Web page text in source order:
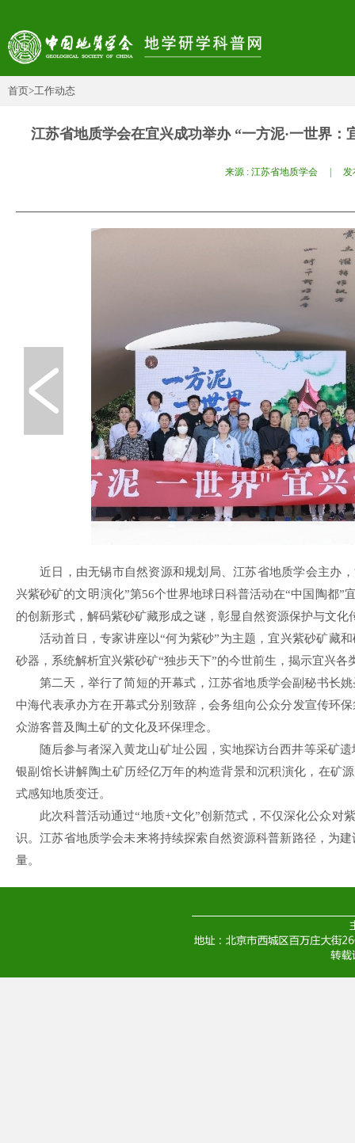
首页>工作动态
江苏省地质学会在宜兴成功举办 “一方泥·一世界：
来源 : 江苏省地质学会 | 发
近日，由无锡市自然资源和规划局、江苏省地质学会主办
兴紫砂矿的文
演化”第56个世界地球日科普活动在“中国陶都”
的创新形式，解码紫砂矿藏形成之谜，彰显自然资源保护与文化
活动首日，专家讲座以“何为紫砂”为主题，宜兴紫砂矿藏
砂器，系统解析宜兴紫砂矿“独步天下”的今世前生，揭示宜兴
第二天，举行了简短的开幕式，江苏省地质学会副秘书长
中海代表承办方在开幕式分别致辞，会务组向公众分发宣传环
众游客普及陶土矿的文化及环保理念。
随后参与者深入黄龙山矿址公园，实地探访台西井等采矿
银副馆长讲解陶土矿历经亿万年的构造背景和沉积演化，在矿
式感知地质变迁。
此次科普活动通过“地质+文化”创新范式，不仅深化公众对
识。江苏省地质学会未来将持续探索自然资源科普新路径，为
量。